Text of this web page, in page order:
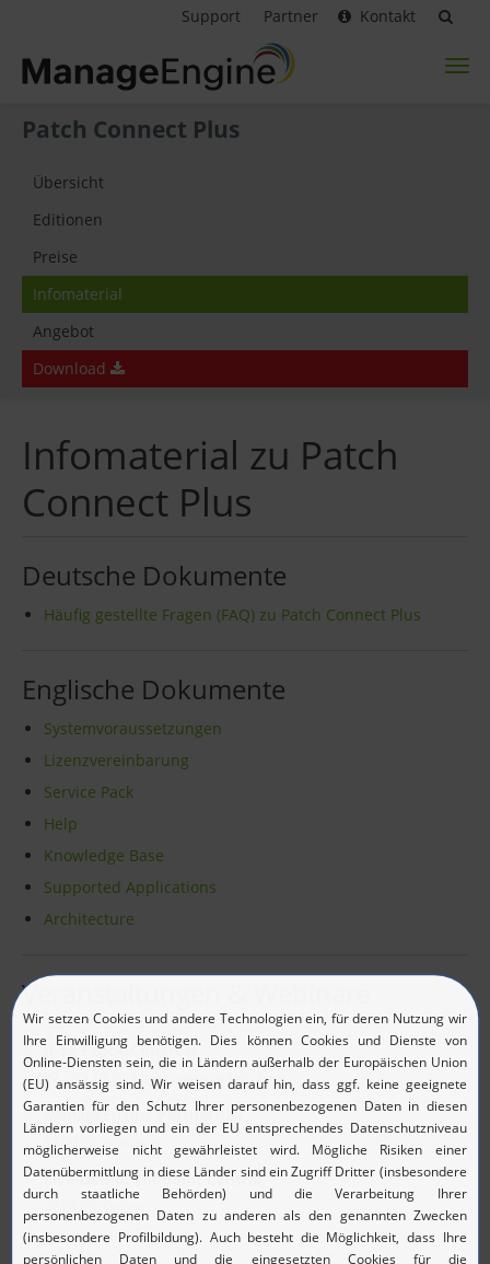
Support Partner Kontakt
Patch Connect Plus
Übersicht
Editionen
Preise
Infomaterial
Angebot
Download
Infomaterial zu Patch
Connect Plus
Deutsche Dokumente
Häufig gestellte Fragen (FAQ) zu Patch Connect Plus
Englische Dokumente
Systemvoraussetzungen
Lizenzvereinbarung
Service Pack
Help
Knowledge Base
Supported Applications
Architecture
Veranstaltungen & Webinare
it-sa Expo&Congress
27. - 29.10.26, Messezentrum Nürnberg
ManageEngine PartnerDay
17.09.26, Würzburg
Live-Demo: Endpoint Central
07.08.26, Online
Hier finden Sie eine Übersicht über alle News und